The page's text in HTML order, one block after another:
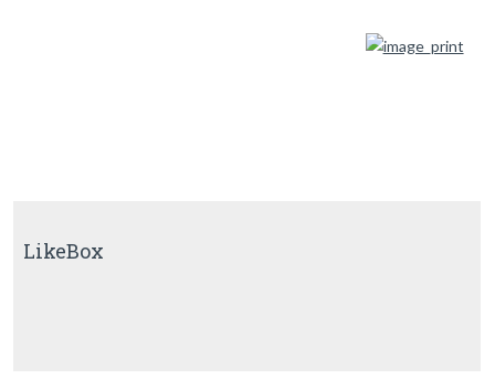
LikeBox